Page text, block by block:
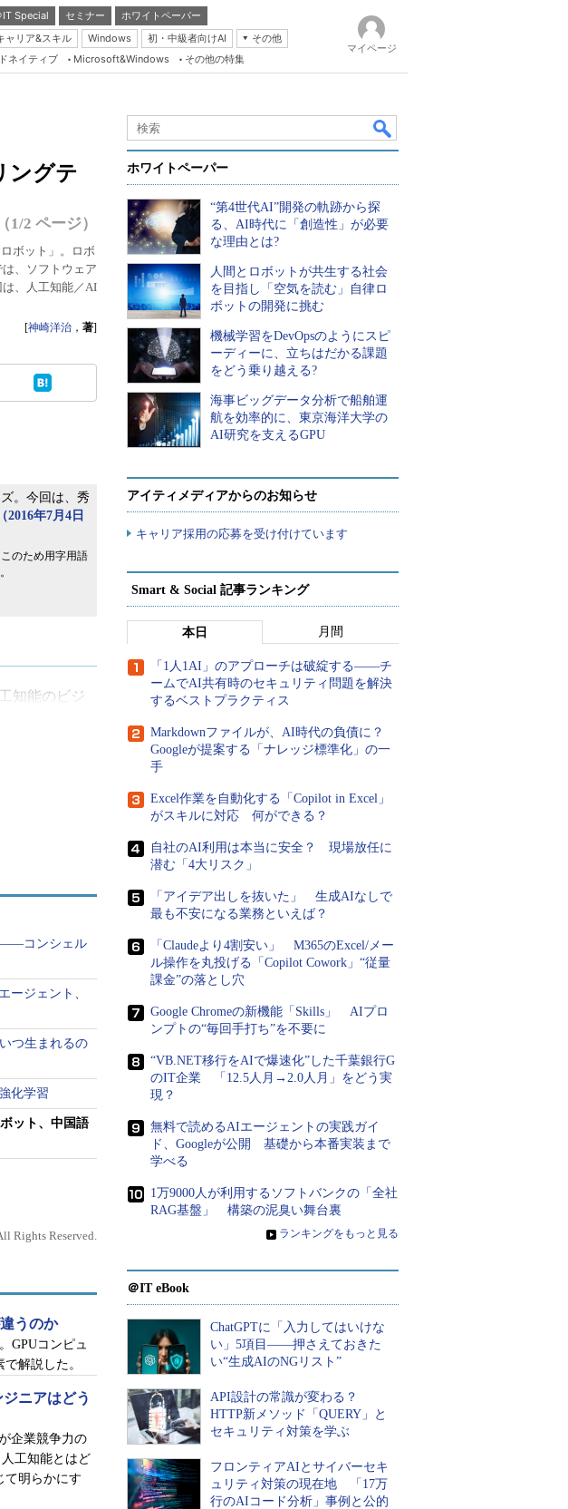
IT Special セミナー
ホワイトペーパー
ャリア&スキル Windows 初・中級者向けAI
その他
Server & Storage
Java Agile
Database Expert
Master of IP Network
Security & Trust
Test & Tools
Insider.NET
ネイティブ Microsoft&Windows その他の特集
マイページ
ングテ
（1/2 ページ）
ボット」。ロボ
、ソフトウェア
、人工知能／AI
[神崎洋治 ， 著]
。今回は、秀
2016年7月4日
のため用字用語
知能のビジ
ータ等の機
」で、略
の他に、「模
くまで似せ
。
の冒頭で
正しいとも
は人間の知
することを
す。映画
9000」でし
か。いずれ
いて人間と
「人工汎用
ど遠く、知
錯誤してい
舞っている
――コンシェル
ジェント、
つ生まれるの
化学習
ット、中国語
Rights Reserved.
うのか
GPUコンピュ
解説した。
ニアはどう
企業競争力の
工知能とはど
て明らかにす
ホワイトペーパー
“第4世代AI”開発の軌跡から探
る、AI時代に「創造性」が必要
な理由とは?
人間とロボットが共生する社会
を目指し「空気を読む」自律ロ
ボットの開発に挑む
機械学習をDevOpsのようにスピ
ーディーに、立ちはだかる課題
をどう乗り越える?
海事ビッグデータ分析で船舶運
航を効率的に、東京海洋大学の
AI研究を支えるGPU
アイティメディアからのお知らせ
キャリア採用の応募を受け付けています
Smart & Social 記事ランキング
本日 月間
「1人1AI」のアプローチは破綻する――チ
ームでAI共有時のセキュリティ問題を解決
するベストプラクティス
Markdownファイルが、AI時代の負債に？
Googleが提案する「ナレッジ標準化」の一
手
Excel作業を自動化する「Copilot in Excel」
がスキルに対応 何ができる？
自社のAI利用は本当に安全？ 現場放任に
潜む「4大リスク」
「アイデア出しを抜いた」 生成AIなしで
最も不安になる業務といえば？
「Claudeより4割安い」 M365のExcel/メー
ル操作を丸投げる「Copilot Cowork」“従量
課金”の落とし穴
Google Chromeの新機能「Skills」 AIプロ
ンプトの“毎回手打ち”を不要に
“VB.NET移行をAIで爆速化”した千葉銀行G
のIT企業 「12.5人月→2.0人月」をどう実
現？
無料で読めるAIエージェントの実践ガイ
ド、Googleが公開 基礎から本番実装まで
学べる
1万9000人が利用するソフトバンクの「全社
RAG基盤」 構築の泥臭い舞台裏
» ランキングをもっと見る
＠IT eBook
ChatGPTに「入力してはいけな
い」5項目――押さえておきた
い“生成AIのNGリスト”
API設計の常識が変わる？
HTTP新メソッド「QUERY」と
セキュリティ対策を学ぶ
フロンティアAIとサイバーセキ
ュリティ対策の現在地 「17万
行のAIコード分析」事例と公的